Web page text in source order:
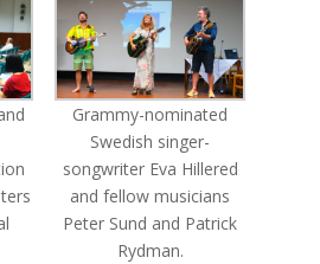
Grammy-nominated
Swedish singer-
songwriter Eva Hillered
and fellow musicians
Peter Sund and Patrick
Rydman.